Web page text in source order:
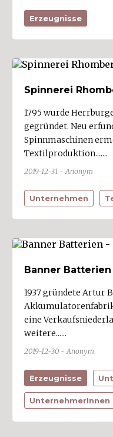
Fraxern
Gaschurn
Göfis (2)
Götzis (10)
Hard (7)
Hittisau
Hohenems (6)
Hohenweiler
Innerbraz
Klösterle
Koblach (1)
Krumbach
Langen bei Bregenz
Langenegg
Laterns
Lauterach (4)
Erzeugnisse
Spinnerei
1795 wurde
gegründet. Neu
Spinnmaschinen
Textilproduktion.......
2019-12-31 - Anonym
Unternehmen
Banner Batterien
1937 gründete Artur
eine
weitere......
2019-12-30 - Anonym
Erzeugnisse
UnternehmerInnen